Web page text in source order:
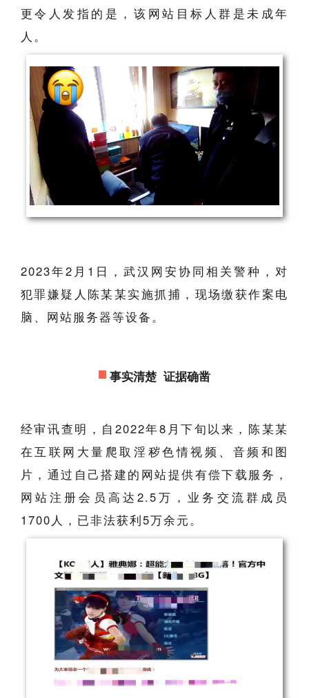
更令人发指的是，该网站目标人群是未成年
人。
2023年2月1日，武汉网安协同相关警种，对
犯罪嫌疑人陈某某实施抓捕，现场缴获作案电
脑、网站服务器等设备。
事实清楚 证据确凿
经审讯查明，自2022年8月下旬以来，陈某某
在互联网大量爬取淫秽色情视频、音频和图
片，通过自己搭建的网站提供有偿下载服务，
网站注册会员高达2.5万，业务交流群成员
1700人，已非法获利5万余元。